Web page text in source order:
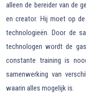
alleen de bereider van de
en creator. Hij moet op
technologieën. Door de
technologen wordt de
constante training is
samenwerking van
waarin alles mogelijk is.